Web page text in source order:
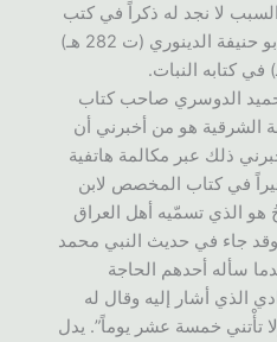
لا نجد له ذكراً في كتب
اللغة القديمة ولا يذكره أبو حنيفة الدينوري (ت 282 هـ)
حميد الدوسري صاحب كتاب
الشرقية هو من أخبرني أن
ذلك عبر مكالمة هاتفية
في كتاب المخصص لابن
الذي تسمّيه أهل العراق
جاء في حديث النبي محمد
سأله أحدهم الحاجة
الذي أشار إليه وقال له
تأْتني خمسة عشر يوماً”. يدل